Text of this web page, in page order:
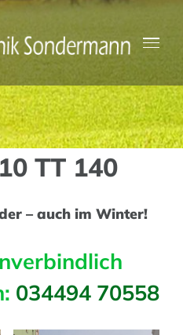
TT 140
– auch im Winter!
034494 70558